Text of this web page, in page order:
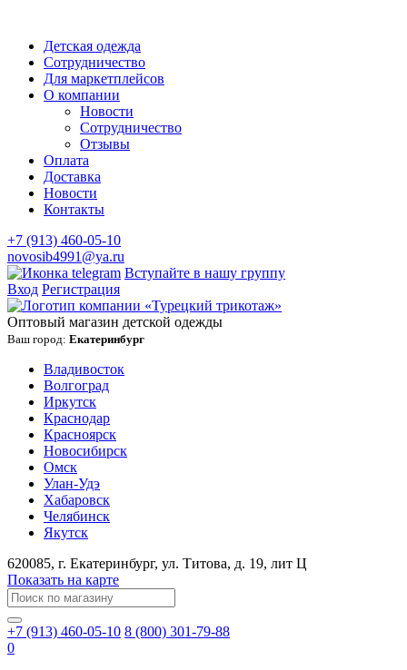
Детская одежда
Сотрудничество
Для маркетплейсов
О компании
Новости
Сотрудничество
Отзывы
Оплата
Доставка
Новости
Контакты
+7 (913) 460-05-10
novosib4991@ya.ru
Вступайте в нашу группу
Вход Регистрация
Оптовый магазин детской одежды
Ваш город: Екатеринбург
Владивосток
Волгоград
Иркутск
Краснодар
Красноярск
Новосибирск
Омск
Улан-Удэ
Хабаровск
Челябинск
Якутск
620085, г. Екатеринбург, ул. ​Титова, д. 19, лит Ц
Показать на карте
+7 (913) 460-05-10 8 (800) 301-79-88
0